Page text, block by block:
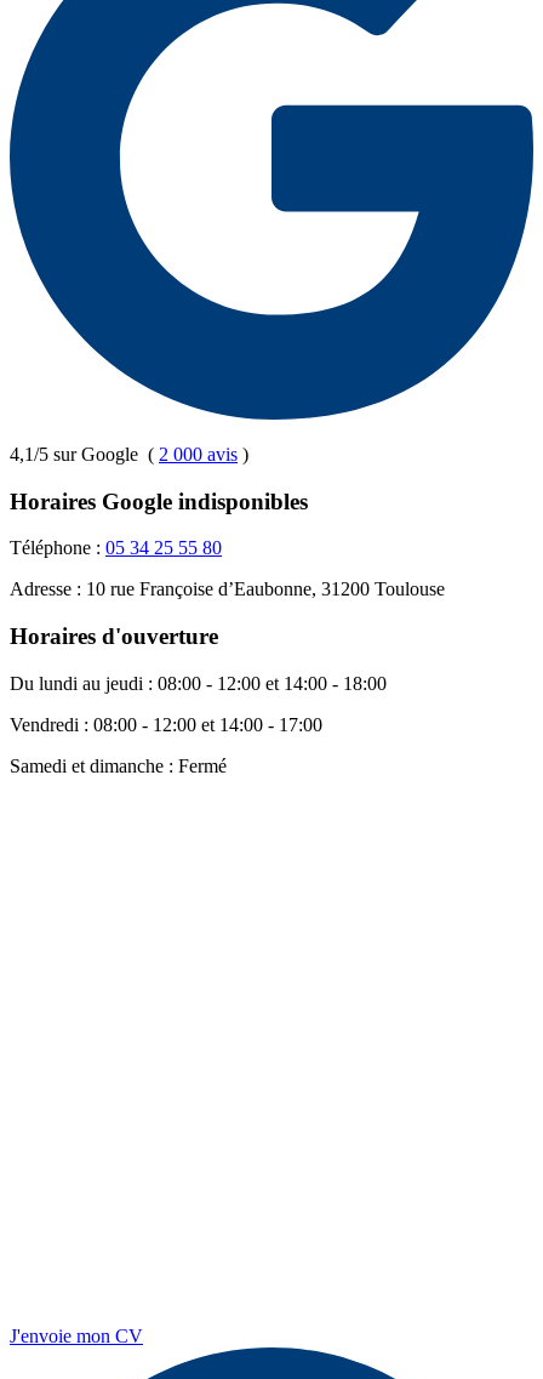
4,1/5 sur Google ( 2 000 avis )
Horaires Google indisponibles
Téléphone : 05 34 25 55 80
Adresse : 10 rue Françoise d’Eaubonne, 31200 Toulouse
Horaires d'ouverture
Du lundi au jeudi : 08:00 - 12:00 et 14:00 - 18:00
Vendredi : 08:00 - 12:00 et 14:00 - 17:00
Samedi et dimanche : Fermé
J'envoie mon CV